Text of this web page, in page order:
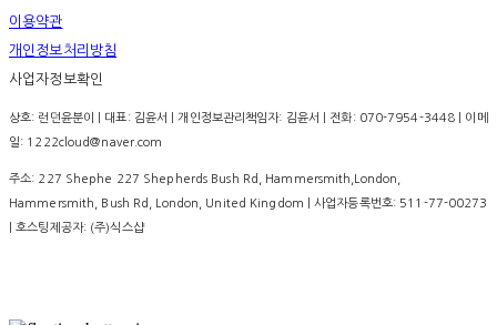
이용약관
개인정보처리방침
사업자정보확인
상호: 런던윤분이 | 대표: 김윤서 | 개인정보관리책임자: 김윤서 | 전화: 070-7954-3448 | 이메
일: 1222cloud@naver.com
주소: 227 Shephe 227 Shepherds Bush Rd, Hammersmith,London,
Hammersmith, Bush Rd, London, United Kingdom | 사업자등록번호: 511-77-00273
| 호스팅제공자: (주)식스샵